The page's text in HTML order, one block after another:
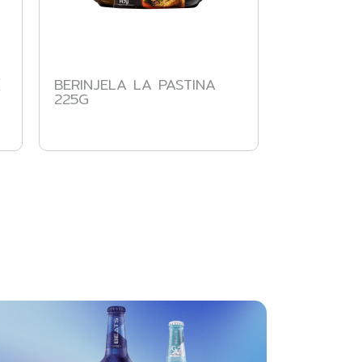
BERINJELA LA PASTINA
225G